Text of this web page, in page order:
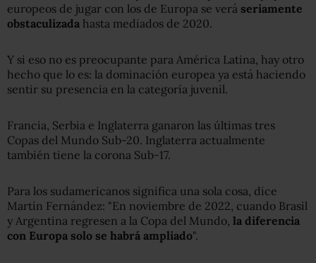
europeos de jugar con los de Europa se verá seriamente
obstaculizada hasta mediados de 2020.
Y si eso no es preocupante para América Latina, hay otro
hecho que lo es: la dominación europea ya está haciendo
sentir su presencia en la categoría juvenil.
Francia, Serbia e Inglaterra ganaron las últimas tres
Copas del Mundo Sub-20. Inglaterra actualmente
también tiene la corona Sub-17.
Para los sudamericanos significa una sola cosa, dice
Martín Fernández: "En noviembre de 2022, cuando Brasil
y Argentina regresen a la Copa del Mundo, la diferencia
con Europa solo se habrá ampliado".